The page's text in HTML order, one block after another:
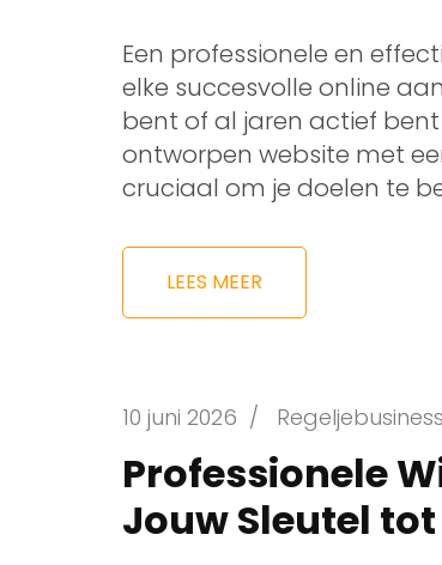
Een professionele en
elke succesvolle online
bent of al jaren actief
ontworpen website met
cruciaal om je doelen te
LEES MEER
10 juni 2026 / Regeljebusiness
Professionele
Jouw Sleutel